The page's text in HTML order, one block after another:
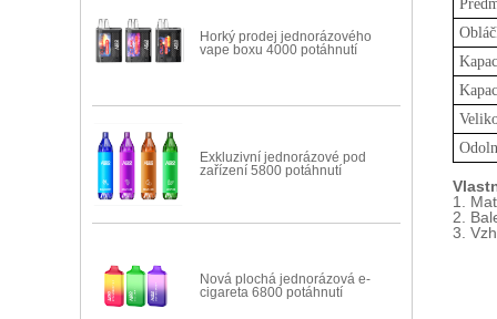
Horký prodej jednorázového
vape boxu 4000 potáhnutí
Exkluzivní jednorázové pod
zařízení 5800 potáhnutí
Nová plochá jednorázová e-
cigareta 6800 potáhnutí
1.
2.
3.